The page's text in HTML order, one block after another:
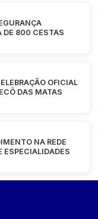
DE 800 CESTAS
OFICIAL
DAS MATAS
NA REDE
ESPECIALIDADES